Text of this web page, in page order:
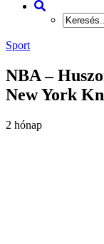
Sport
NBA –
New York
2 hónap